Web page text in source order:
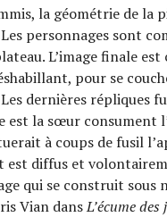
la géométrie de la
personnages sont
L’image finale est
pour se
dernières répliques
est la sœur consument
à coups de fusil
est diffus et
qui se construit sous
Vian dansL’écume des